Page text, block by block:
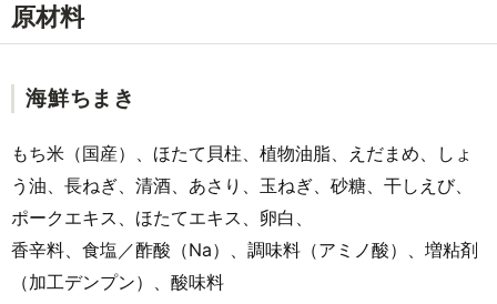
原材料
海鮮ちまき
もち米（国産）、ほたて貝柱、植物油脂、えだまめ、しょ
う油、長ねぎ、清酒、あさり、玉ねぎ、砂糖、干しえび、
ポークエキス、ほたてエキス、卵白、
香辛料、食塩／酢酸（Na）、調味料（アミノ酸）、増粘剤
（加工デンプン）、酸味料